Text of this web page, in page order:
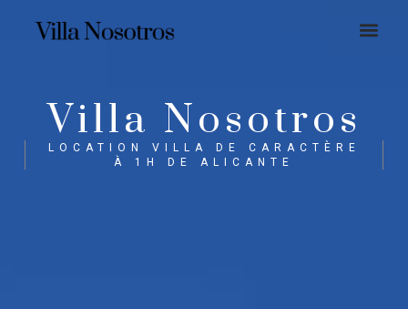
Villa Nosotros
LOCATION VILLA DE CARACTÈRE
À 1H DE ALICANTE